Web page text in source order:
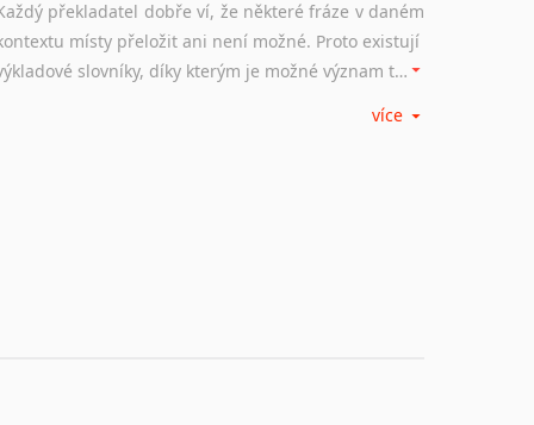
překladatel dobře ví, že některé fráze v daném
místy přeložit ani není možné. Proto existují
výkladové slovníky, díky kterým je možné význam takovýchto frází rozklíčovat.
více